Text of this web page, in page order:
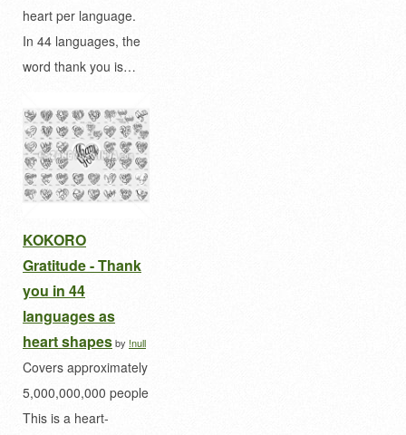
heart per language.
In 44 languages, the
word thank you is…
KOKORO
Gratitude - Thank
you in 44
languages as
heart shapesby !null
Covers approximately
5,000,000,000 people
This is a heart-